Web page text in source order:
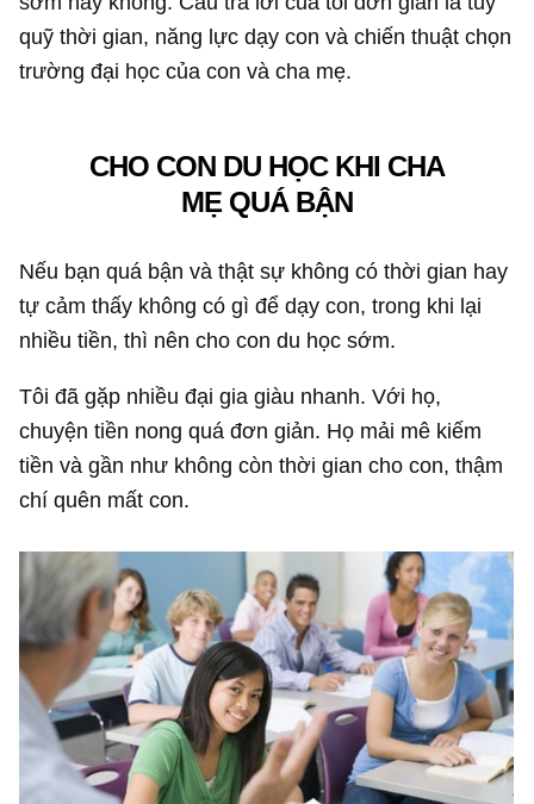
quỹ thời gian, năng lực dạy con và chiến thuật chọn
trường đại học của con và cha mẹ.
CHO CON DU HỌC KHI CHA
MẸ QUÁ BẬN
Nếu bạn quá bận và thật sự không có thời gian hay
tự cảm thấy không có gì để dạy con, trong khi lại
nhiều tiền, thì nên cho con du học sớm.
Tôi đã gặp nhiều đại gia giàu nhanh. Với họ,
chuyện tiền nong quá đơn giản. Họ mải mê kiếm
tiền và gần như không còn thời gian cho con, thậm
chí quên mất con.